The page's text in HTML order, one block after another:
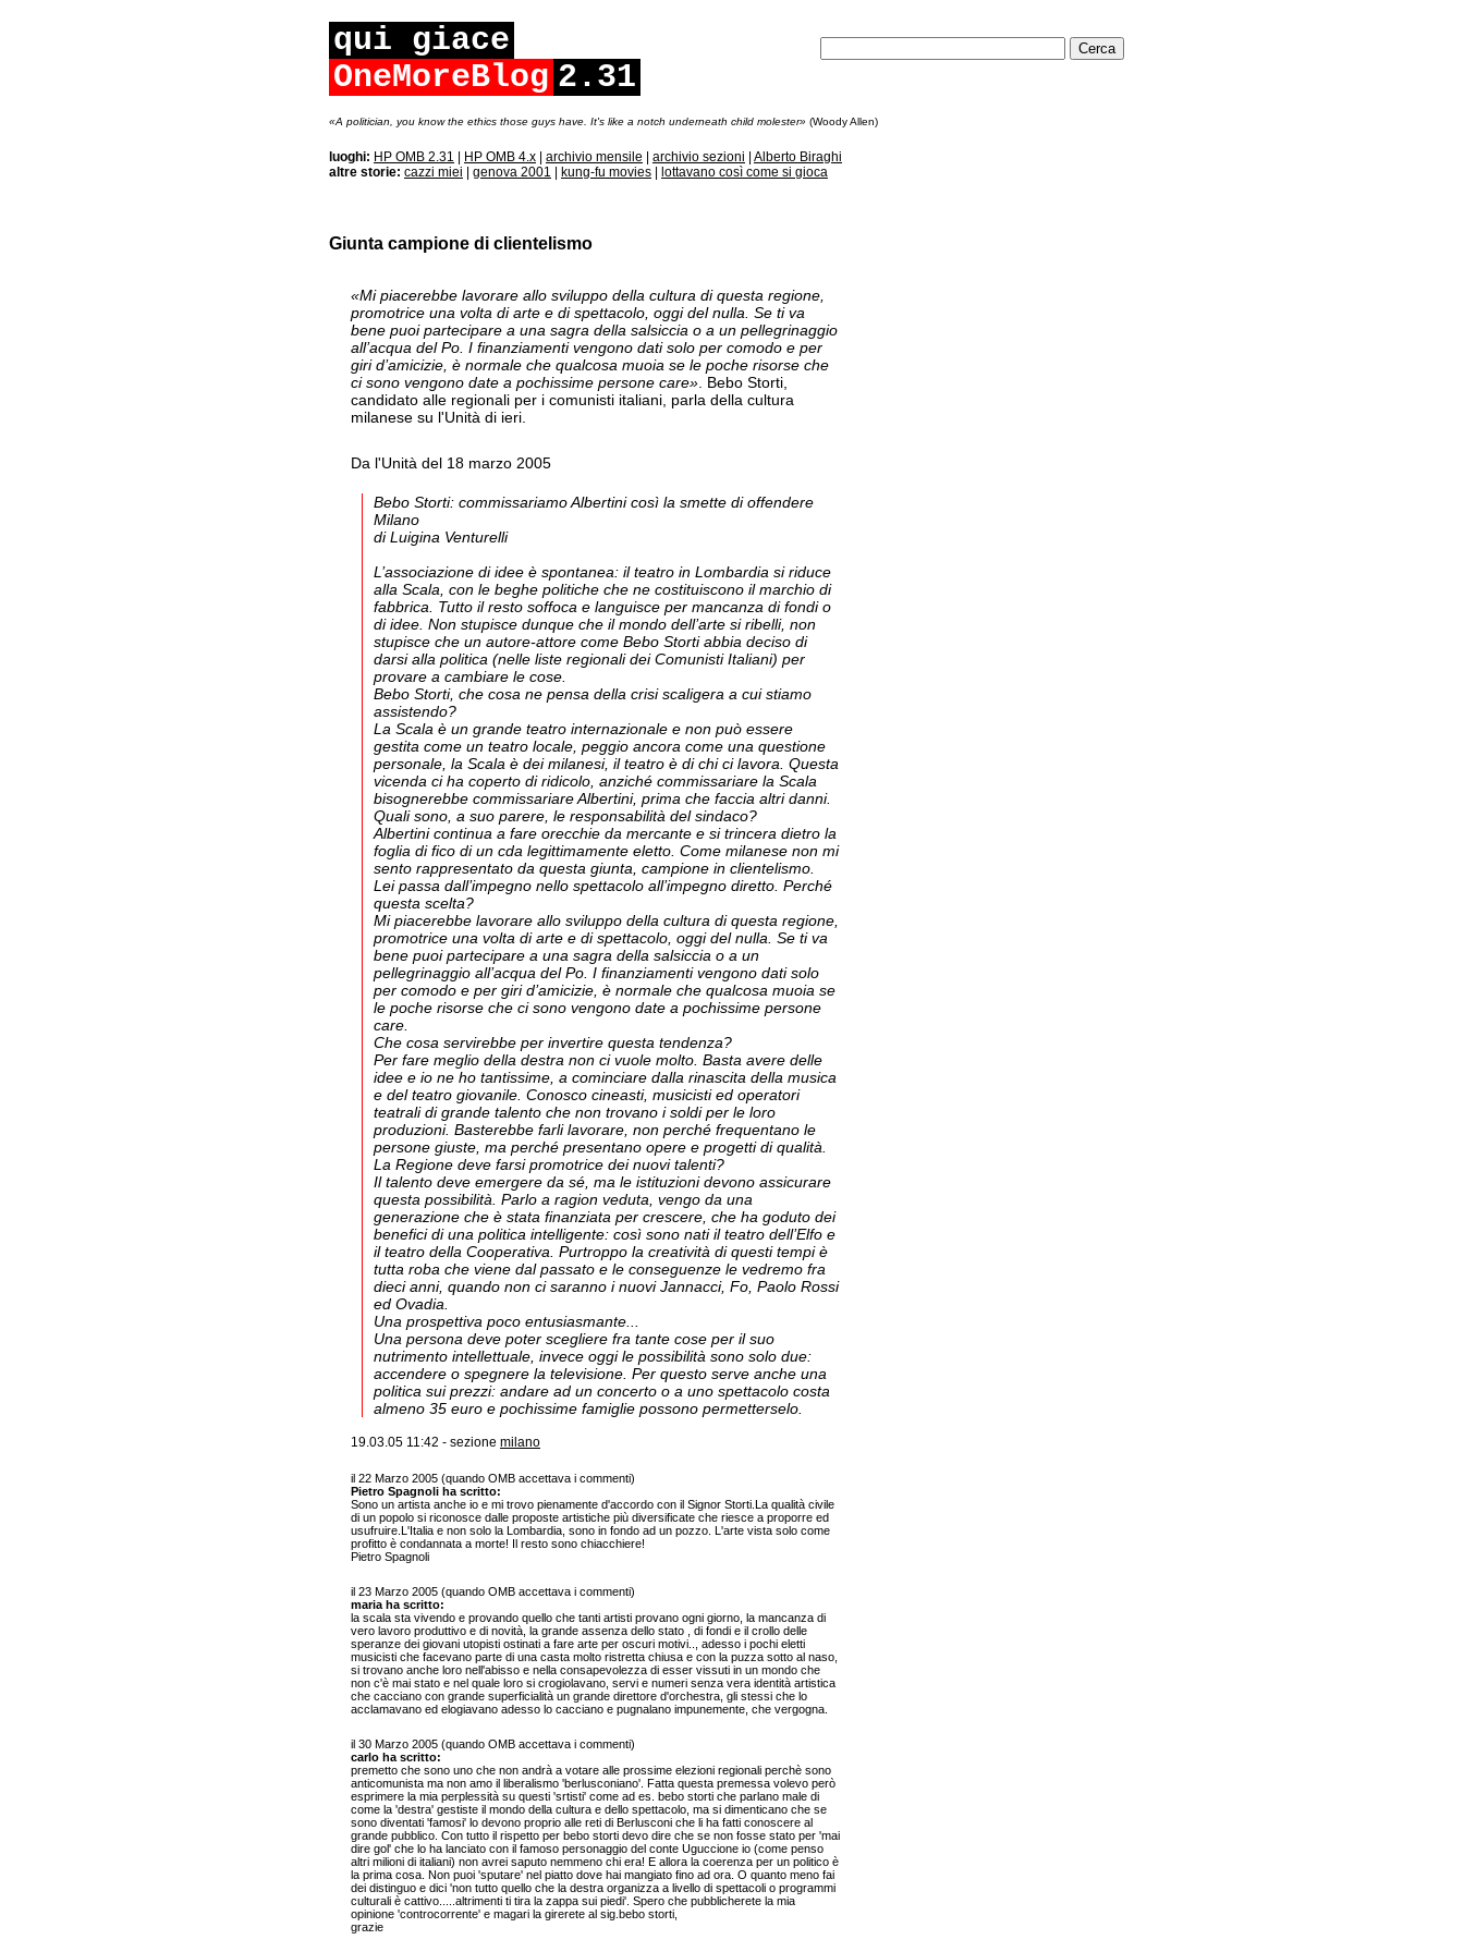
qui giace
OneMoreBlog 2.31
«A politician, you know the ethics those guys have. It's like a notch underneath child molester» (Woody Allen)
luoghi: HP OMB 2.31 HP OMB 4.x archivio mensile archivio sezioni
Alberto Biraghi
altre storie: cazzi miei genova 2001 kung-fu movies lottavano così come si gioca
Giunta campione di clientelismo
«Mi piacerebbe lavorare allo sviluppo della cultura di questa regione,
promotrice una volta di arte e di spettacolo, oggi del nulla. Se ti va
bene puoi partecipare a una sagra della salsiccia o a un pellegrinaggio
all’acqua del Po. I finanziamenti vengono dati solo per comodo e per
giri d’amicizie, è normale che qualcosa muoia se le poche risorse che
ci sono vengono date a pochissime persone care» . Bebo Storti,
candidato alle regionali per i comunisti italiani, parla della cultura
milanese su l'Unità di ieri.
Da l'Unità del 18 marzo 2005
Bebo Storti: commissariamo Albertini così la smette di offendere
Milano
di Luigina Venturelli
L’associazione di idee è spontanea: il teatro in Lombardia si riduce
alla Scala, con le beghe politiche che ne costituiscono il marchio di
fabbrica. Tutto il resto soffoca e languisce per mancanza di fondi o
di idee. Non stupisce dunque che il mondo dell’arte si ribelli, non
stupisce che un autore-attore come Bebo Storti abbia deciso di
darsi alla politica (nelle liste regionali dei Comunisti Italiani) per
provare a cambiare le cose.
Bebo Storti, che cosa ne pensa della crisi scaligera a cui stiamo
assistendo?
La Scala è un grande teatro internazionale e non può essere
gestita come un teatro locale, peggio ancora come una questione
personale, la Scala è dei milanesi, il teatro è di chi ci lavora. Questa
vicenda ci ha coperto di ridicolo, anziché commissariare la Scala
bisognerebbe commissariare Albertini, prima che faccia altri danni.
Quali sono, a suo parere, le responsabilità del sindaco?
Albertini continua a fare orecchie da mercante e si trincera dietro la
foglia di fico di un cda legittimamente eletto. Come milanese non mi
sento rappresentato da questa giunta, campione in clientelismo.
Lei passa dall’impegno nello spettacolo all’impegno diretto. Perché
questa scelta?
Mi piacerebbe lavorare allo sviluppo della cultura di questa regione,
promotrice una volta di arte e di spettacolo, oggi del nulla. Se ti va
bene puoi partecipare a una sagra della salsiccia o a un
pellegrinaggio all’acqua del Po. I finanziamenti vengono dati solo
per comodo e per giri d’amicizie, è normale che qualcosa muoia se
le poche risorse che ci sono vengono date a pochissime persone
care.
Che cosa servirebbe per invertire questa tendenza?
Per fare meglio della destra non ci vuole molto. Basta avere delle
idee e io ne ho tantissime, a cominciare dalla rinascita della musica
e del teatro giovanile. Conosco cineasti, musicisti ed operatori
teatrali di grande talento che non trovano i soldi per le loro
produzioni. Basterebbe farli lavorare, non perché frequentano le
persone giuste, ma perché presentano opere e progetti di qualità.
La Regione deve farsi promotrice dei nuovi talenti?
Il talento deve emergere da sé, ma le istituzioni devono assicurare
questa possibilità. Parlo a ragion veduta, vengo da una
generazione che è stata finanziata per crescere, che ha goduto dei
benefici di una politica intelligente: così sono nati il teatro dell’Elfo e
il teatro della Cooperativa. Purtroppo la creatività di questi tempi è
tutta roba che viene dal passato e le conseguenze le vedremo fra
dieci anni, quando non ci saranno i nuovi Jannacci, Fo, Paolo Rossi
ed Ovadia.
Una prospettiva poco entusiasmante...
Una persona deve poter scegliere fra tante cose per il suo
nutrimento intellettuale, invece oggi le possibilità sono solo due:
accendere o spegnere la televisione. Per questo serve anche una
politica sui prezzi: andare ad un concerto o a uno spettacolo costa
almeno 35 euro e pochissime famiglie possono permetterselo.
19.03.05 11:42 - sezione milano
il 22 Marzo 2005 (quando OMB accettava i commenti)
Pietro Spagnoli ha scritto:
Sono un artista anche io e mi trovo pienamente d'accordo con il Signor Storti.La qualità civile
di un popolo si riconosce dalle proposte artistiche più diversificate che riesce a proporre ed
usufruire.L'Italia e non solo la Lombardia, sono in fondo ad un pozzo. L'arte vista solo come
profitto è condannata a morte! Il resto sono chiacchiere!
Pietro Spagnoli
il 23 Marzo 2005 (quando OMB accettava i commenti)
maria ha scritto:
la scala sta vivendo e provando quello che tanti artisti provano ogni giorno, la mancanza di
vero lavoro produttivo e di novità, la grande assenza dello stato , di fondi e il crollo delle
speranze dei giovani utopisti ostinati a fare arte per oscuri motivi.., adesso i pochi eletti
musicisti che facevano parte di una casta molto ristretta chiusa e con la puzza sotto al naso,
si trovano anche loro nell'abisso e nella consapevolezza di esser vissuti in un mondo che
non c'è mai stato e nel quale loro si crogiolavano, servi e numeri senza vera identità artistica
che cacciano con grande superficialità un grande direttore d'orchestra, gli stessi che lo
acclamavano ed elogiavano adesso lo cacciano e pugnalano impunemente, che vergogna.
il 30 Marzo 2005 (quando OMB accettava i commenti)
carlo ha scritto:
premetto che sono uno che non andrà a votare alle prossime elezioni regionali perchè sono
anticomunista ma non amo il liberalismo 'berlusconiano'. Fatta questa premessa volevo però
esprimere la mia perplessità su questi 'srtisti' come ad es. bebo storti che parlano male di
come la 'destra' gestiste il mondo della cultura e dello spettacolo, ma si dimenticano che se
sono diventati 'famosi' lo devono proprio alle reti di Berlusconi che li ha fatti conoscere al
grande pubblico. Con tutto il rispetto per bebo storti devo dire che se non fosse stato per 'mai
dire gol' che lo ha lanciato con il famoso personaggio del conte Uguccione io (come penso
altri milioni di italiani) non avrei saputo nemmeno chi era! E allora la coerenza per un politico è
la prima cosa. Non puoi 'sputare' nel piatto dove hai mangiato fino ad ora. O quanto meno fai
dei distinguo e dici 'non tutto quello che la destra organizza a livello di spettacoli o programmi
culturali è cattivo.....altrimenti ti tira la zappa sui piedi'. Spero che pubblicherete la mia
opinione 'controcorrente' e magari la girerete al sig.bebo storti,
grazie